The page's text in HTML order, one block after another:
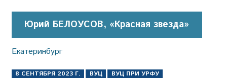
Юрий БЕЛОУСОВ, «Красная звезда»
Екатеринбург
8 СЕНТЯБРЯ 2023 Г. ВУЦ
ВУЦ ПРИ УРФУ